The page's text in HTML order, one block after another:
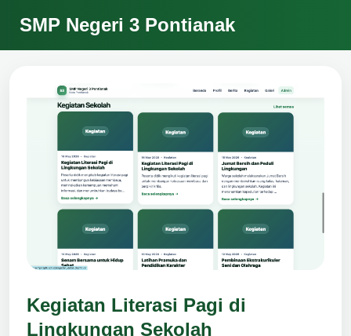
SMP Negeri 3 Pontianak
Kegiatan Literasi Pagi di
Lingkungan Sekolah